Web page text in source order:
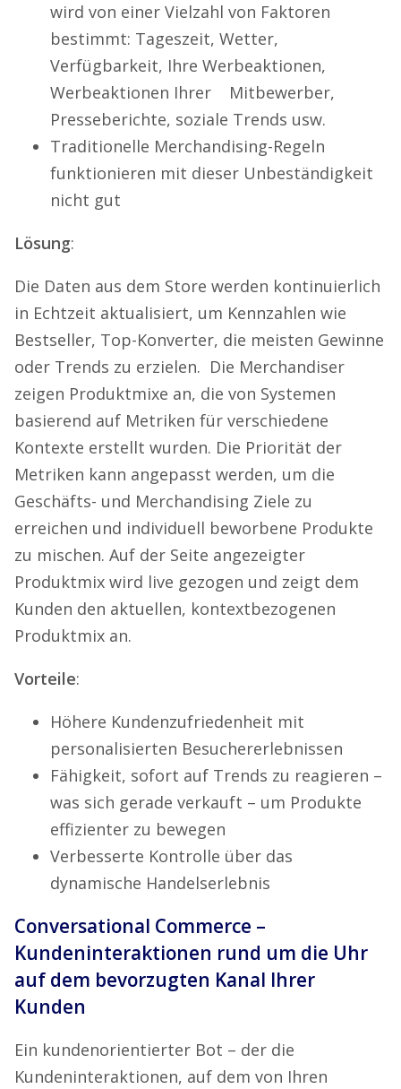
wird von einer Vielzahl von Faktoren
bestimmt: Tageszeit, Wetter,
Verfügbarkeit, Ihre Werbeaktionen,
Werbeaktionen Ihrer Mitbewerber,
Presseberichte, soziale Trends usw.
Traditionelle Merchandising-Regeln
funktionieren mit dieser Unbeständigkeit
nicht gut
Lösung:
Die Daten aus dem Store werden kontinuierlich
in Echtzeit aktualisiert, um Kennzahlen wie
Bestseller, Top-Konverter, die meisten Gewinne
oder Trends zu erzielen. Die Merchandiser
zeigen Produktmixe an, die von Systemen
basierend auf Metriken für verschiedene
Kontexte erstellt wurden. Die Priorität der
Metriken kann angepasst werden, um die
Geschäfts- und Merchandising Ziele zu
erreichen und individuell beworbene Produkte
zu mischen. Auf der Seite angezeigter
Produktmix wird live gezogen und zeigt dem
Kunden den aktuellen, kontextbezogenen
Produktmix an.
Vorteile:
Höhere Kundenzufriedenheit mit
personalisierten Besuchererlebnissen
Fähigkeit, sofort auf Trends zu reagieren –
was sich gerade verkauft – um Produkte
effizienter zu bewegen
Verbesserte Kontrolle über das
dynamische Handelserlebnis
Conversational Commerce –
Kundeninteraktionen rund um die Uhr
auf dem bevorzugten Kanal Ihrer
Kunden
Ein kundenorientierter Bot – der die
Kundeninteraktionen, auf dem von Ihren